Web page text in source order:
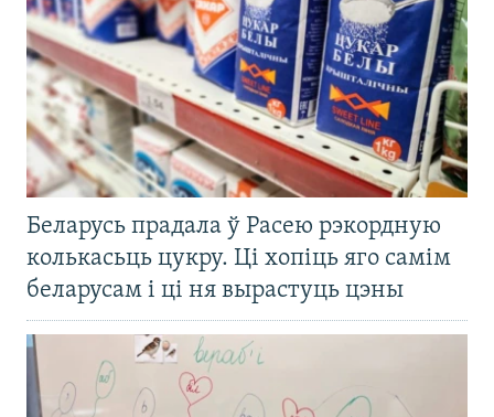
Беларусь прадала ў Расею рэкордную
колькасьць цукру. Ці хопіць яго самім
беларусам і ці ня вырастуць цэны